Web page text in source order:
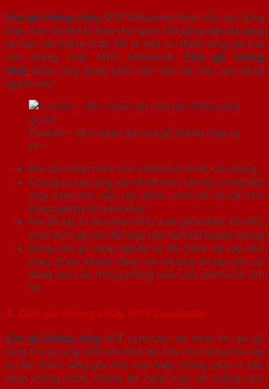
Cửa gỗ chống cháyMDF Melamine được cấu tạo vững
chắc, kiên cố bền bỉ theo thời gian. Với bảng màu đa dạng
và màu sắc không thay đổi là một ưu điểm sáng giá cửa
cửa chống cháy MDF Melamine. Cửa gỗ chống
cháyđược ứng dụng phần lớn vào các khu vực đông
người như:
Ecodoor – đơn vị báo giá cửa gỗ chống cháy uy
tín
Nơi cần thoát hiểm như sảnh chờ, lối đi, cầu tháng
Chung cư cao tầng, các bệnh viện, căn hộ, trung tâm
mua sắm sầm uất, rạp phim, nhà hát và các khu
công nghiệp lớn nhỏ khác.
Nơi dễ xảy ra hỏa hoạn như trạm phát điện, khí đốt,
trạm biến áp, nơi đặt máy móc và thiết bị quan trọng
Dòng cửa gỗ công nghiệp có độ thẩm mỹ cao nên
cũng được khách hàng ưa chuộng trong việc sử
dụng làm cửa thông phòng hoặc cửa chính của căn
hộ
3. Cửa gỗ chống cháy HDF Laminate
Cửa gỗ chống cháy HDF Laminate với thiết kế vân gỗ
sang trọng cùng rảnh âm hiện đại cho cửa. Dòng cửa này
có đặc điểm sáng giá hơn của thép chống cháy vì khả
năng chống nước, chống ẩm hoàn hảo với chống chọi